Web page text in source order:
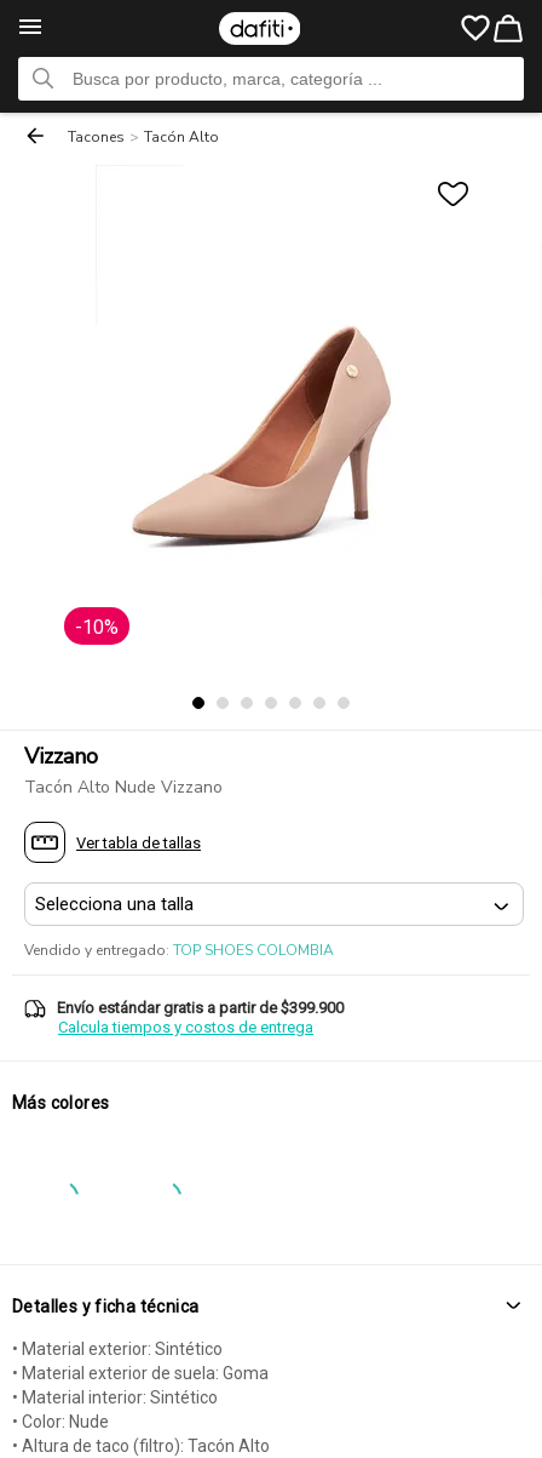
Tacones > Tacón Alto
-10%
Vizzano
Tacón Alto Nude Vizzano
Ver tabla de tallas
Vendido y entregado: TOP SHOES COLOMBIA
Envío estándar gratis a partir de $399.900
Calcula tiempos y costos de entrega
Más colores
Detalles y ficha técnica
• Material exterior: Sintético
• Material exterior de suela: Goma
• Material interior: Sintético
• Color: Nude
• Altura de taco (filtro): Tacón Alto